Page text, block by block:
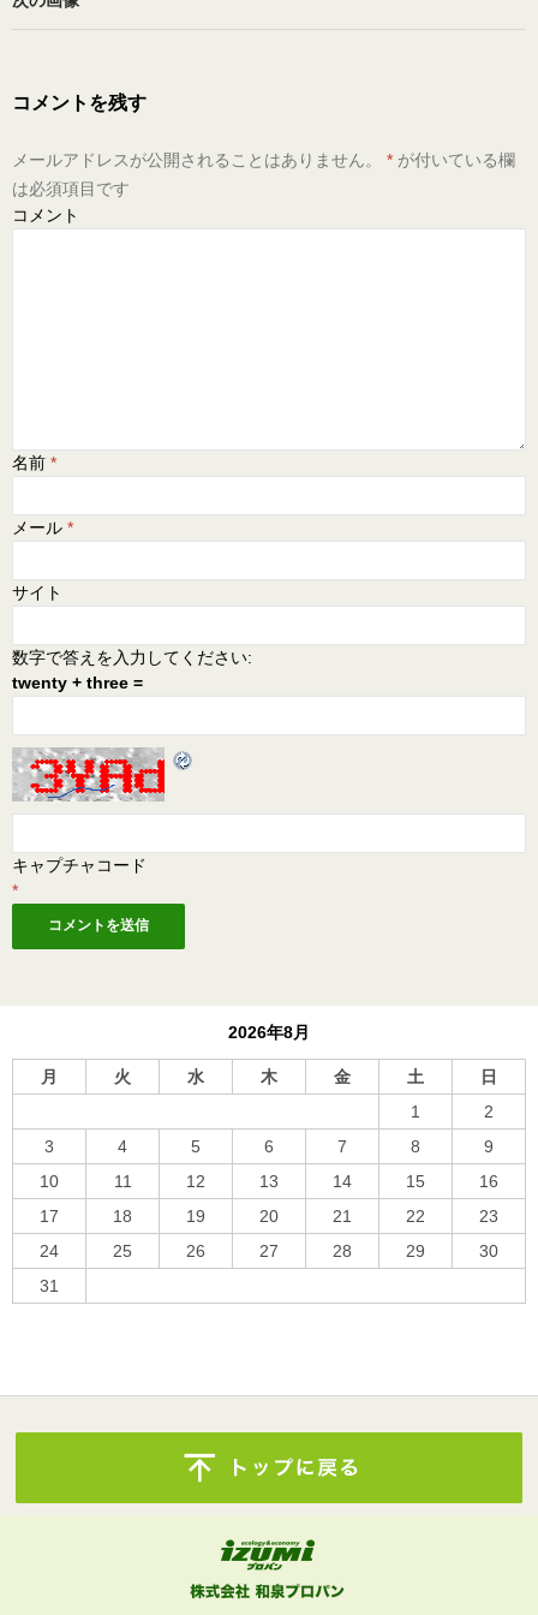
コメントを残す
メールアドレスが公開されることはありません。 * が付いている欄
は必須項目です
コメント
名前 *
メール *
サイト
数字で答えを入力してください:
twenty + three =
キャプチャコード
*
2026年8月
月 火 水 木 金 土
日
1
2
3
4 5 6 7 8
9
10
11 12 13 14 15
16
17
18 19 20 21 22
23
24
25 26 27 28 29
30
31